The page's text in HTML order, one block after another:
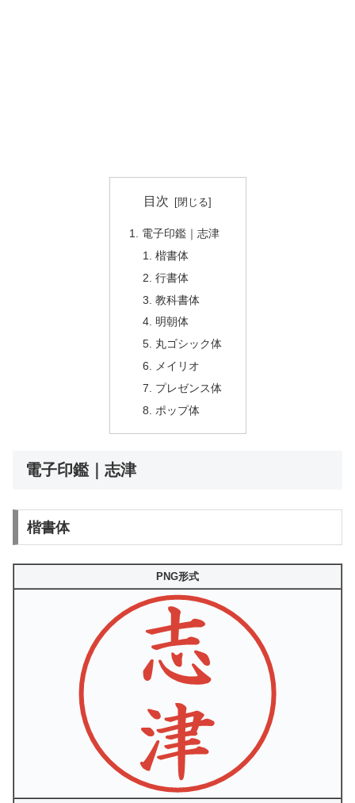
目次
電子印鑑｜志津
楷書体
行書体
教科書体
明朝体
丸ゴシック体
メイリオ
プレゼンス体
ポップ体
電子印鑑｜志津
楷書体
PNG形式